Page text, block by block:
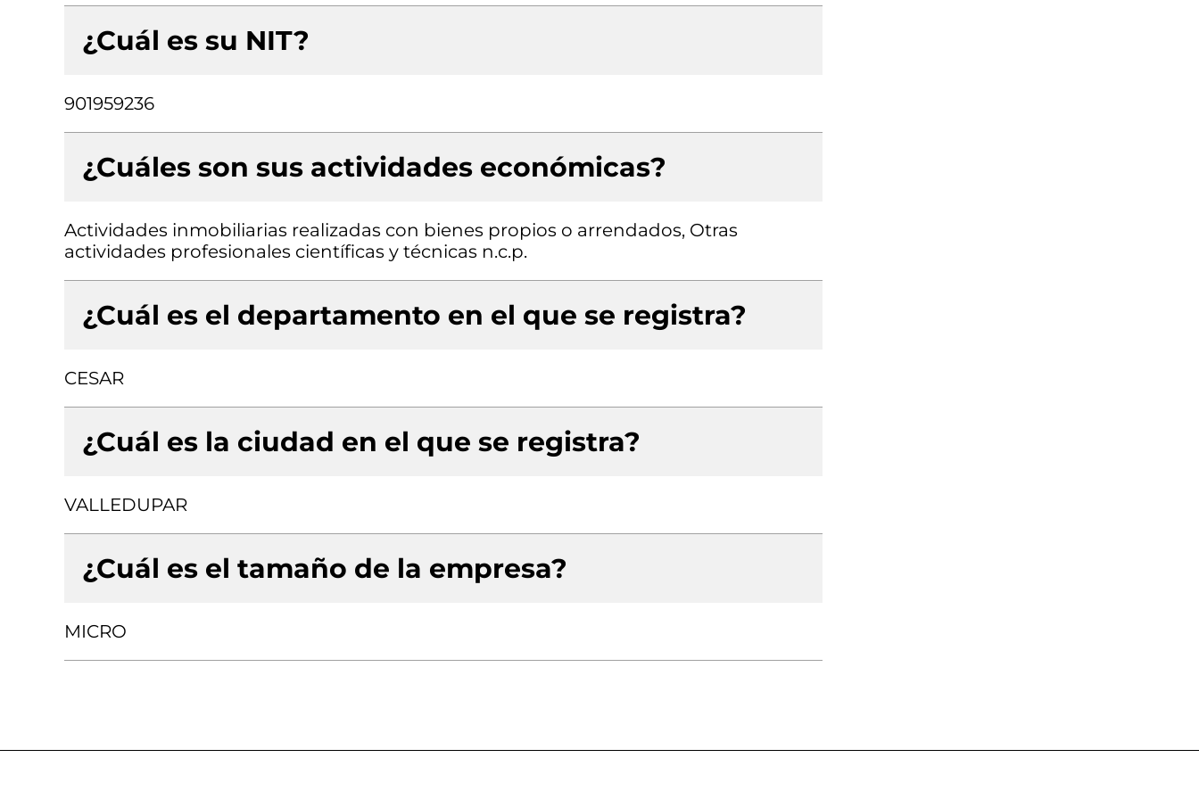
¿Cuál es su NIT?
901959236
¿Cuáles son sus actividades económicas?
Actividades inmobiliarias realizadas con bienes propios o arrendados, Otras
actividades profesionales científicas y técnicas n.c.p.
¿Cuál es el departamento en el que se registra?
CESAR
¿Cuál es la ciudad en el que se registra?
VALLEDUPAR
¿Cuál es el tamaño de la empresa?
MICRO